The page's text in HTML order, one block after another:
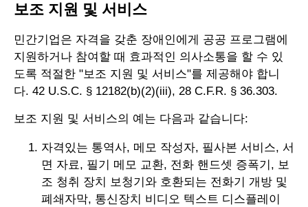
보조 지원 및 서비스
민간기업은 자격을 갖춘 장애인에게 공공 프로그램에
지원하거나 참여할 때 효과적인 의사소통을 할 수 있
도록 적절한 "보조 지원 및 서비스"를 제공해야 합니
다. 42 U.S.C. § 12182(b)(2)(iii), 28 C.F.R. § 36.303.
보조 지원 및 서비스의 예는 다음과 같습니다:
자격있는 통역사, 메모 작성자, 필사본 서비스, 서
면 자료, 필기 메모 교환, 전화 핸드셋 증폭기, 보
조 청취 장치 보청기와 호환되는 전화기 개방 및
폐쇄자막, 통신장치 비디오 텍스트 디스플레이